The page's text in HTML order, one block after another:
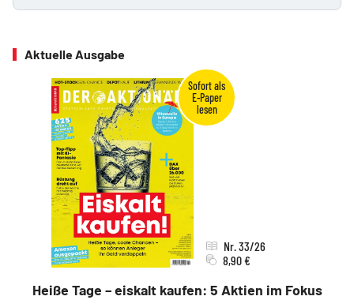
Aktuelle Ausgabe
Heiße Tage – eiskalt kaufen: 5 Aktien im Fokus
Nr. 33/26
8,90 €